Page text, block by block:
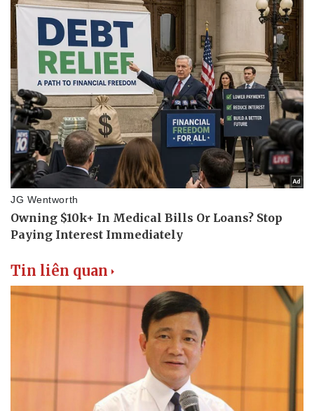
Thế giới thể thao
Ô tô - Xe máy
Ô tô
Xe máy
Tư vấn
Tin liên quan